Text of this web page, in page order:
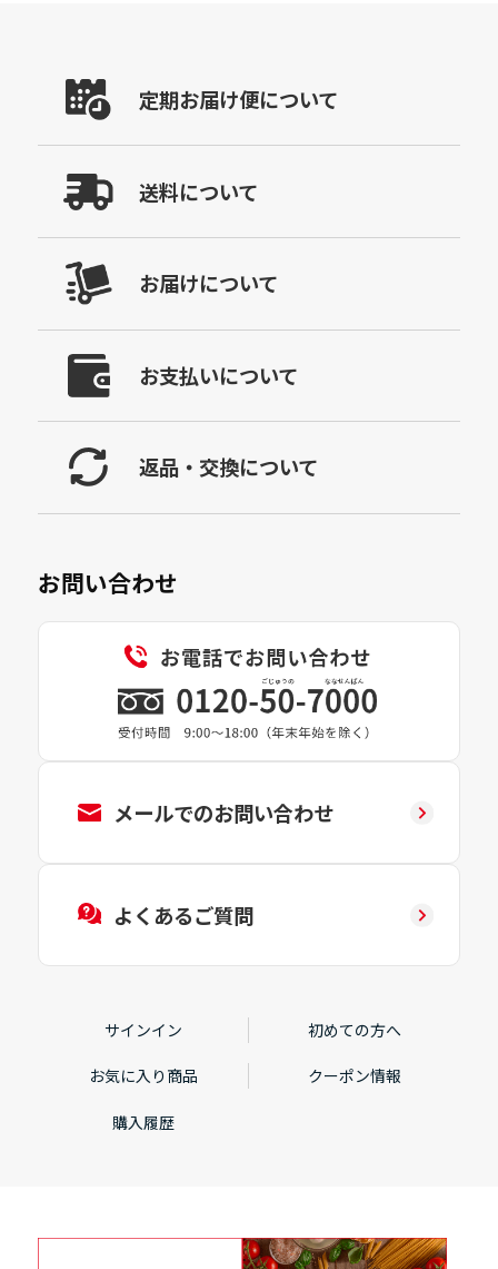
定期お届け便について
送料について
お届けについて
お支払いについて
返品・交換について
お問い合わせ
メールでのお問い合わせ
よくあるご質問
サインイン 初めての方へ
お気に入り商品 クーポン情報
購入履歴